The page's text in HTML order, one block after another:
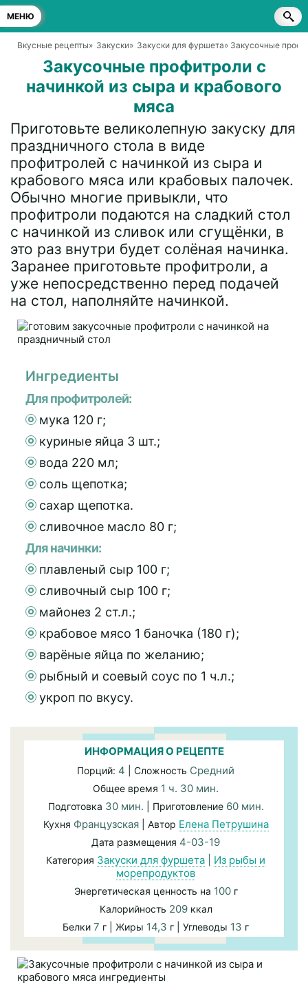
МЕНЮ
Вкусные рецепты» Закуски» Закуски для фуршета» Закусочные
Закусочные профитроли с
начинкой из сыра и крабового
мяса
Приготовьте великолепную закуску для
праздничного стола в виде
профитролей с начинкой из сыра и
крабового мяса или крабовых палочек.
Обычно многие привыкли, что
профитроли подаются на сладкий стол
с начинкой из сливок или сгущёнки, в
это раз внутри будет солёная начинка.
Заранее приготовьте профитроли, а
уже непосредственно перед подачей
на стол, наполняйте начинкой.
Ингредиенты
Для профитролей:
мука 120 г;
куриные яйца 3 шт.;
вода 220 мл;
соль щепотка;
сахар щепотка.
сливочное масло 80 г;
Для начинки:
плавленый сыр 100 г;
сливочный сыр 100 г;
майонез 2 ст.л.;
крабовое мясо 1 баночка (180 г);
варёные яйца по желанию;
рыбный и соевый соус по 1 ч.л.;
укроп по вкусу.
ИНФОРМАЦИЯ О РЕЦЕПТЕ
Порций: 4 | Сложность Средний
Общее время 1 ч. 30 мин.
Подготовка 30 мин. | Приготовление 60 мин.
Кухня Французская| Автор Елена Петрушина
Дата размещения 4-03-19
Категория Закуски для фуршета
Из рыбы и
морепродуктов
Энергетическая ценность на 100г
Калорийность 209ккал
Белки 7 г | Жиры 14,3 г | Углеводы 13 г